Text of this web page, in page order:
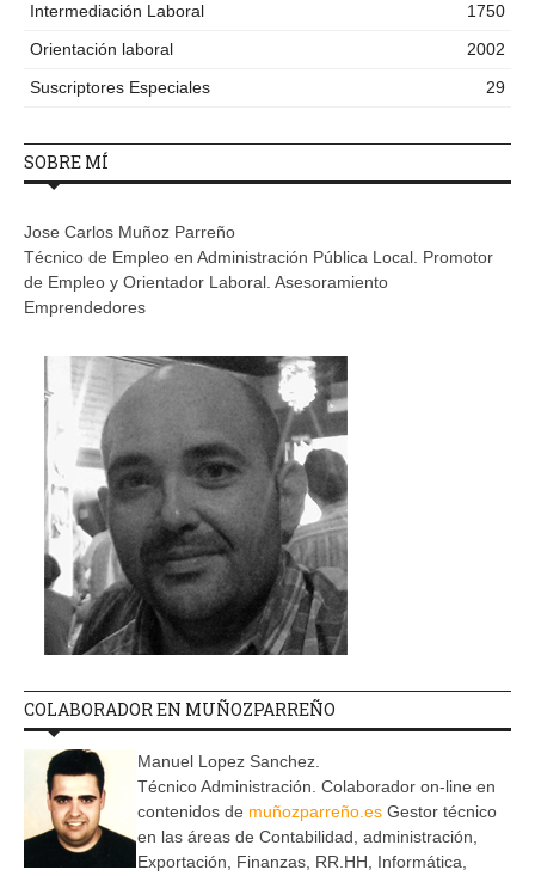
Intermediación Laboral
1750
Orientación laboral
2002
Suscriptores Especiales
29
SOBRE MÍ
Jose Carlos Muñoz Parreño
Técnico de Empleo en Administración Pública Local. Promotor
de Empleo y Orientador Laboral. Asesoramiento
Emprendedores
COLABORADOR EN MUÑOZPARREÑO
Manuel Lopez Sanchez.
Técnico Administración. Colaborador on-line en
contenidos de muñozparreño.es Gestor técnico
en las áreas de Contabilidad, administración,
Exportación, Finanzas, RR.HH, Informática,